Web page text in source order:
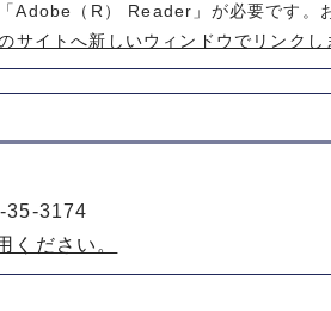
Adobe（R） Reader」が必要です。
サイトへ新しいウィンドウでリンクし
35-3174
ください。